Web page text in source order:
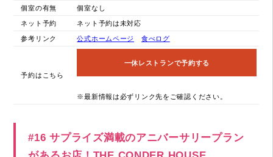
個室の有無 個室なし
ネット予約 ネット予約は未対応
参考リンク 公式ホームページ 食べログ
予約はこちら
一休レストランで予約する
※最新情報は必ずリンク先をご確認ください。
#16 サプライズ満載のアニバーサリープラン